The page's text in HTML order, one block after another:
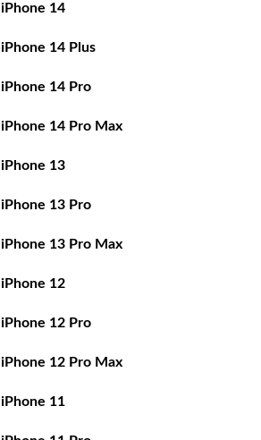
iPhone 14
iPhone 14 Plus
iPhone 14 Pro
iPhone 14 Pro Max
iPhone 13
iPhone 13 Pro
iPhone 13 Pro Max
iPhone 12
iPhone 12 Pro
iPhone 12 Pro Max
iPhone 11